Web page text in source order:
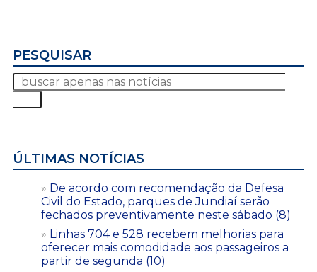
PESQUISAR
ÚLTIMAS NOTÍCIAS
De acordo com recomendação da Defesa
Civil do Estado, parques de Jundiaí serão
fechados preventivamente neste sábado (8)
Linhas 704 e 528 recebem melhorias para
oferecer mais comodidade aos passageiros a
partir de segunda (10)